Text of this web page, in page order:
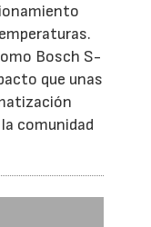
Bosch S-
que unas
comunidad